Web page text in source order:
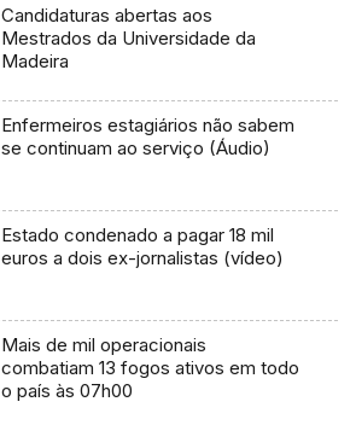
Candidaturas abertas aos
Mestrados da Universidade da
Madeira
Enfermeiros estagiários não sabem
se continuam ao serviço (Áudio)
Estado condenado a pagar 18 mil
euros a dois ex-jornalistas (vídeo)
Mais de mil operacionais
combatiam 13 fogos ativos em todo
o país às 07h00